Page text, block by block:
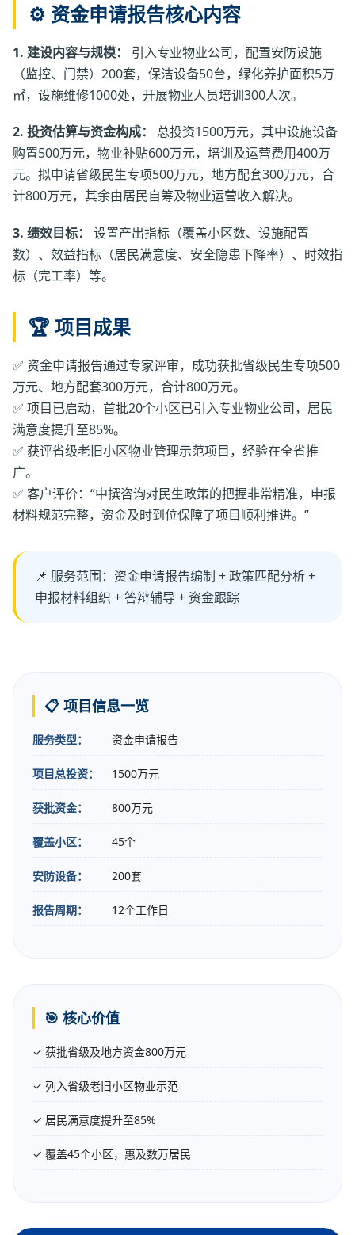
⚙️ 资金申请报告核心内容
1. 建设内容与规模：
引入专业物业公司，配置安防设施
（监控、门禁）200套，保洁设备50台，绿化养护面积5万
㎡，设施维修1000处，开展物业人员培训300人次。
2. 投资估算与资金构成：
总投资1500万元，其中设施设备
购置500万元，物业补贴600万元，培训及运营费用400万
元。拟申请省级民生专项500万元，地方配套300万元，合
计800万元，其余由居民自筹及物业运营收入解决。
3. 绩效目标：
设置产出指标（覆盖小区数、设施配置
数）、效益指标（居民满意度、安全隐患下降率）、时效指
标（完工率）等。
🏆 项目成果
✅ 资金申请报告通过专家评审，成功获批省级民生专项500
万元、地方配套300万元，合计800万元。
✅ 项目已启动，首批20个小区已引入专业物业公司，居民
满意度提升至85%。
✅ 获评省级老旧小区物业管理示范项目，经验在全省推
广。
✅ 客户评价：“中撰咨询对民生政策的把握非常精准，申报
材料规范完整，资金及时到位保障了项目顺利推进。”
📌 服务范围：资金申请报告编制 + 政策匹配分析 +
申报材料组织 + 答辩辅导 + 资金跟踪
📋 项目信息一览
服务类型： 资金申请报告
项目总投资： 1500万元
获批资金： 800万元
覆盖小区： 45个
安防设备： 200套
报告周期： 12个工作日
🎯 核心价值
✓ 获批省级及地方资金800万元
✓ 列入省级老旧小区物业示范
✓ 居民满意度提升至85%
✓ 覆盖45个小区，惠及数万居民